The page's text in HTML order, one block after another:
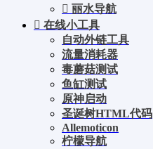
丽水导航
在线小工具
自动外链工具
流量消耗器
毒蘑菇测试
鱼缸测试
原神启动
圣诞树HTML代码
Allemoticon
柠檬导航